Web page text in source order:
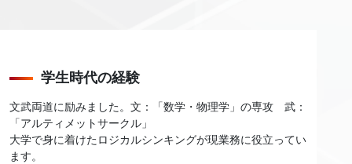
学生時代の経験
文武両道に励みました。文：「数学・物理学」の専攻 武：
「アルティメットサークル」
大学で身に着けたロジカルシンキングが現業務に役立ってい
ます。